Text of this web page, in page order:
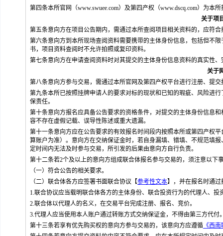
第四条本所官网（www.swuee.com）及第四产权（www.dscq.com）为
关于项
第五条意向方在项目公告期内，需通过本所查阅项目相关资料的，应符
第六条意向方到本所现场查阅资料需要携带的主体身份信息，包括但不
书，项目资料查阅时不允许拍照或复印资料。
第七条意向方在申请查阅资料时对其提交的主体身份信息资料的真实性
关于
第八条意向方参与交易，需通过本所官网及第四产权平台进行注册、提交
第九条本所已按照挂牌申请人的要求对标的现状和已知的瑕疵、风险进
保责任。
第十条意向方报名应具备公告要求的资格条件，对提交的主体身份信息
容不存在虚假记载、误导性陈述或重大遗漏。
第十一条意向方应在公告要求的有效报名时间段内按照本所或第四产权
算账户为准）。意向方在交纳保证金时，若自身漏填、错填、不规范填
定时间内无法及时参与交易，所引发的后果由意向方自行负责。
第十二条若2个及以上的意向方组成联合体报名参与交易的，须注意以下
（一）符合公告的相关要求。
（二）联合体各方应签署书面联合协议【参考性文本】，并在报名时通过
1.联合协议应当载明联合体各方的主体身份、联合投资行为的代理人、
2.联合体以代理人的名义，在交易平台完成注册、报名、竞价。
3.代理人应当使用本人账户通过转账方式交纳保证金，不得由第三方代付
第十三条若享有优先购买权的意向方参与交易的，该意向方应遵循 《西